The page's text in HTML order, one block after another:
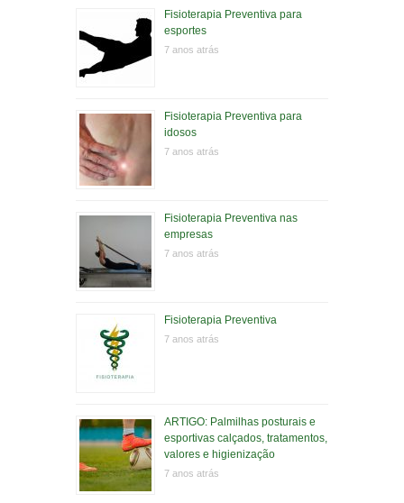
Fisioterapia Preventiva para
esportes
7 anos atrás
Fisioterapia Preventiva para
idosos
7 anos atrás
Fisioterapia Preventiva nas
empresas
7 anos atrás
Fisioterapia Preventiva
7 anos atrás
ARTIGO: Palmilhas posturais e
esportivas calçados, tratamentos,
valores e higienização
7 anos atrás